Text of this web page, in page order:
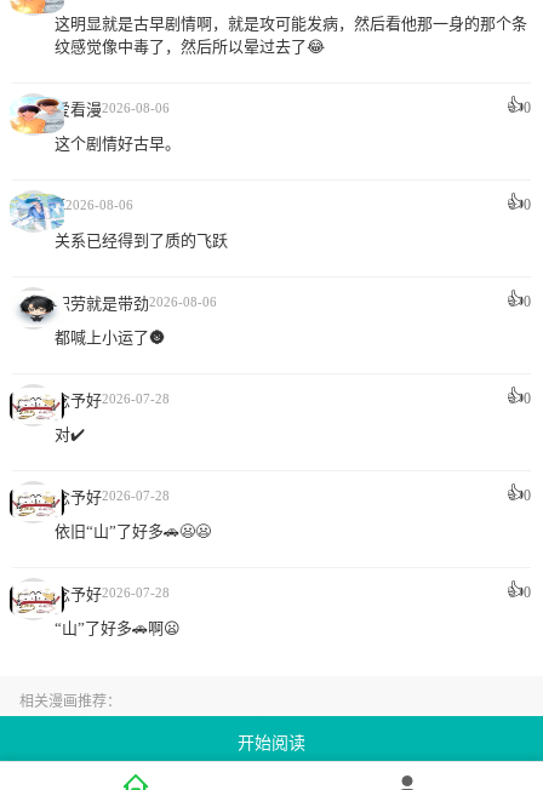
开始阅读
这明显就是古早剧情啊，就是攻可能发病，然后看他那一身的那个条
纹感觉像中毒了，然后所以晕过去了😂
爱看漫2026-08-06 👍0
这个剧情好古早。
X2026-08-06 👍0
关系已经得到了质的飞跃
积劳就是带劲2026-08-06 👍0
都喊上小运了🌚
念予好2026-07-28 👍0
对✔️
念予好2026-07-28 👍0
依旧“山”了好多🚗😦😦
念予好2026-07-28 👍0
“山”了好多🚗啊😦
相关漫画推荐：